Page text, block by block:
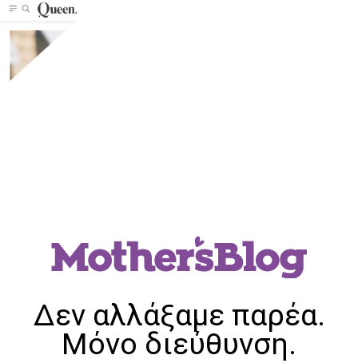
Δεν αλλάξαμε παρέα.
Μόνο διεύθυνση.